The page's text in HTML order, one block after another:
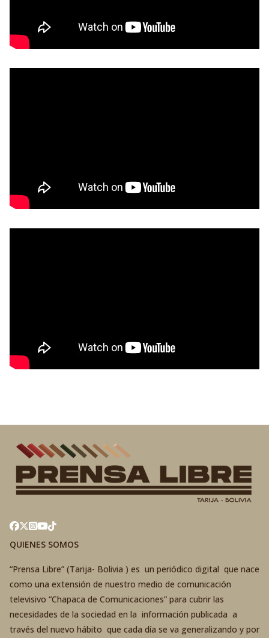
QUIENES SOMOS
“Prensa Libre” (Tarija- Bolivia ) es un periódico digital que nace
como una extensión de nuestro medio de comunicación
televisivo “Chapaca de Comunicaciones” para cubrir las
necesidades de la sociedad en la información publicada a
través del nuevo hábito que cada día se va generalizando y por